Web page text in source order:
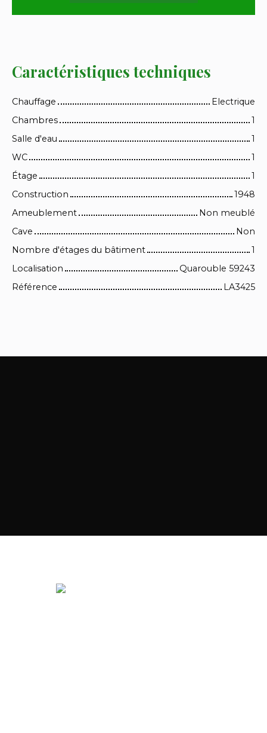
Caractéristiques techniques
Chauffage
Electrique
Chambres
1
Salle d'eau
1
WC
1
Étage
1
Construction
1948
Ameublement
Non meublé
Cave
Non
Nombre d'étages du bâtiment
1
Localisation
Quarouble 59243
Référence
LA3425